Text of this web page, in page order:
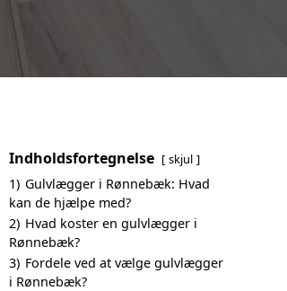
Indholdsfortegnelse skjul
1) Gulvlægger i Rønnebæk: Hvad
kan de hjælpe med?
2) Hvad koster en gulvlægger i
Rønnebæk?
3) Fordele ved at vælge gulvlægger
i Rønnebæk?